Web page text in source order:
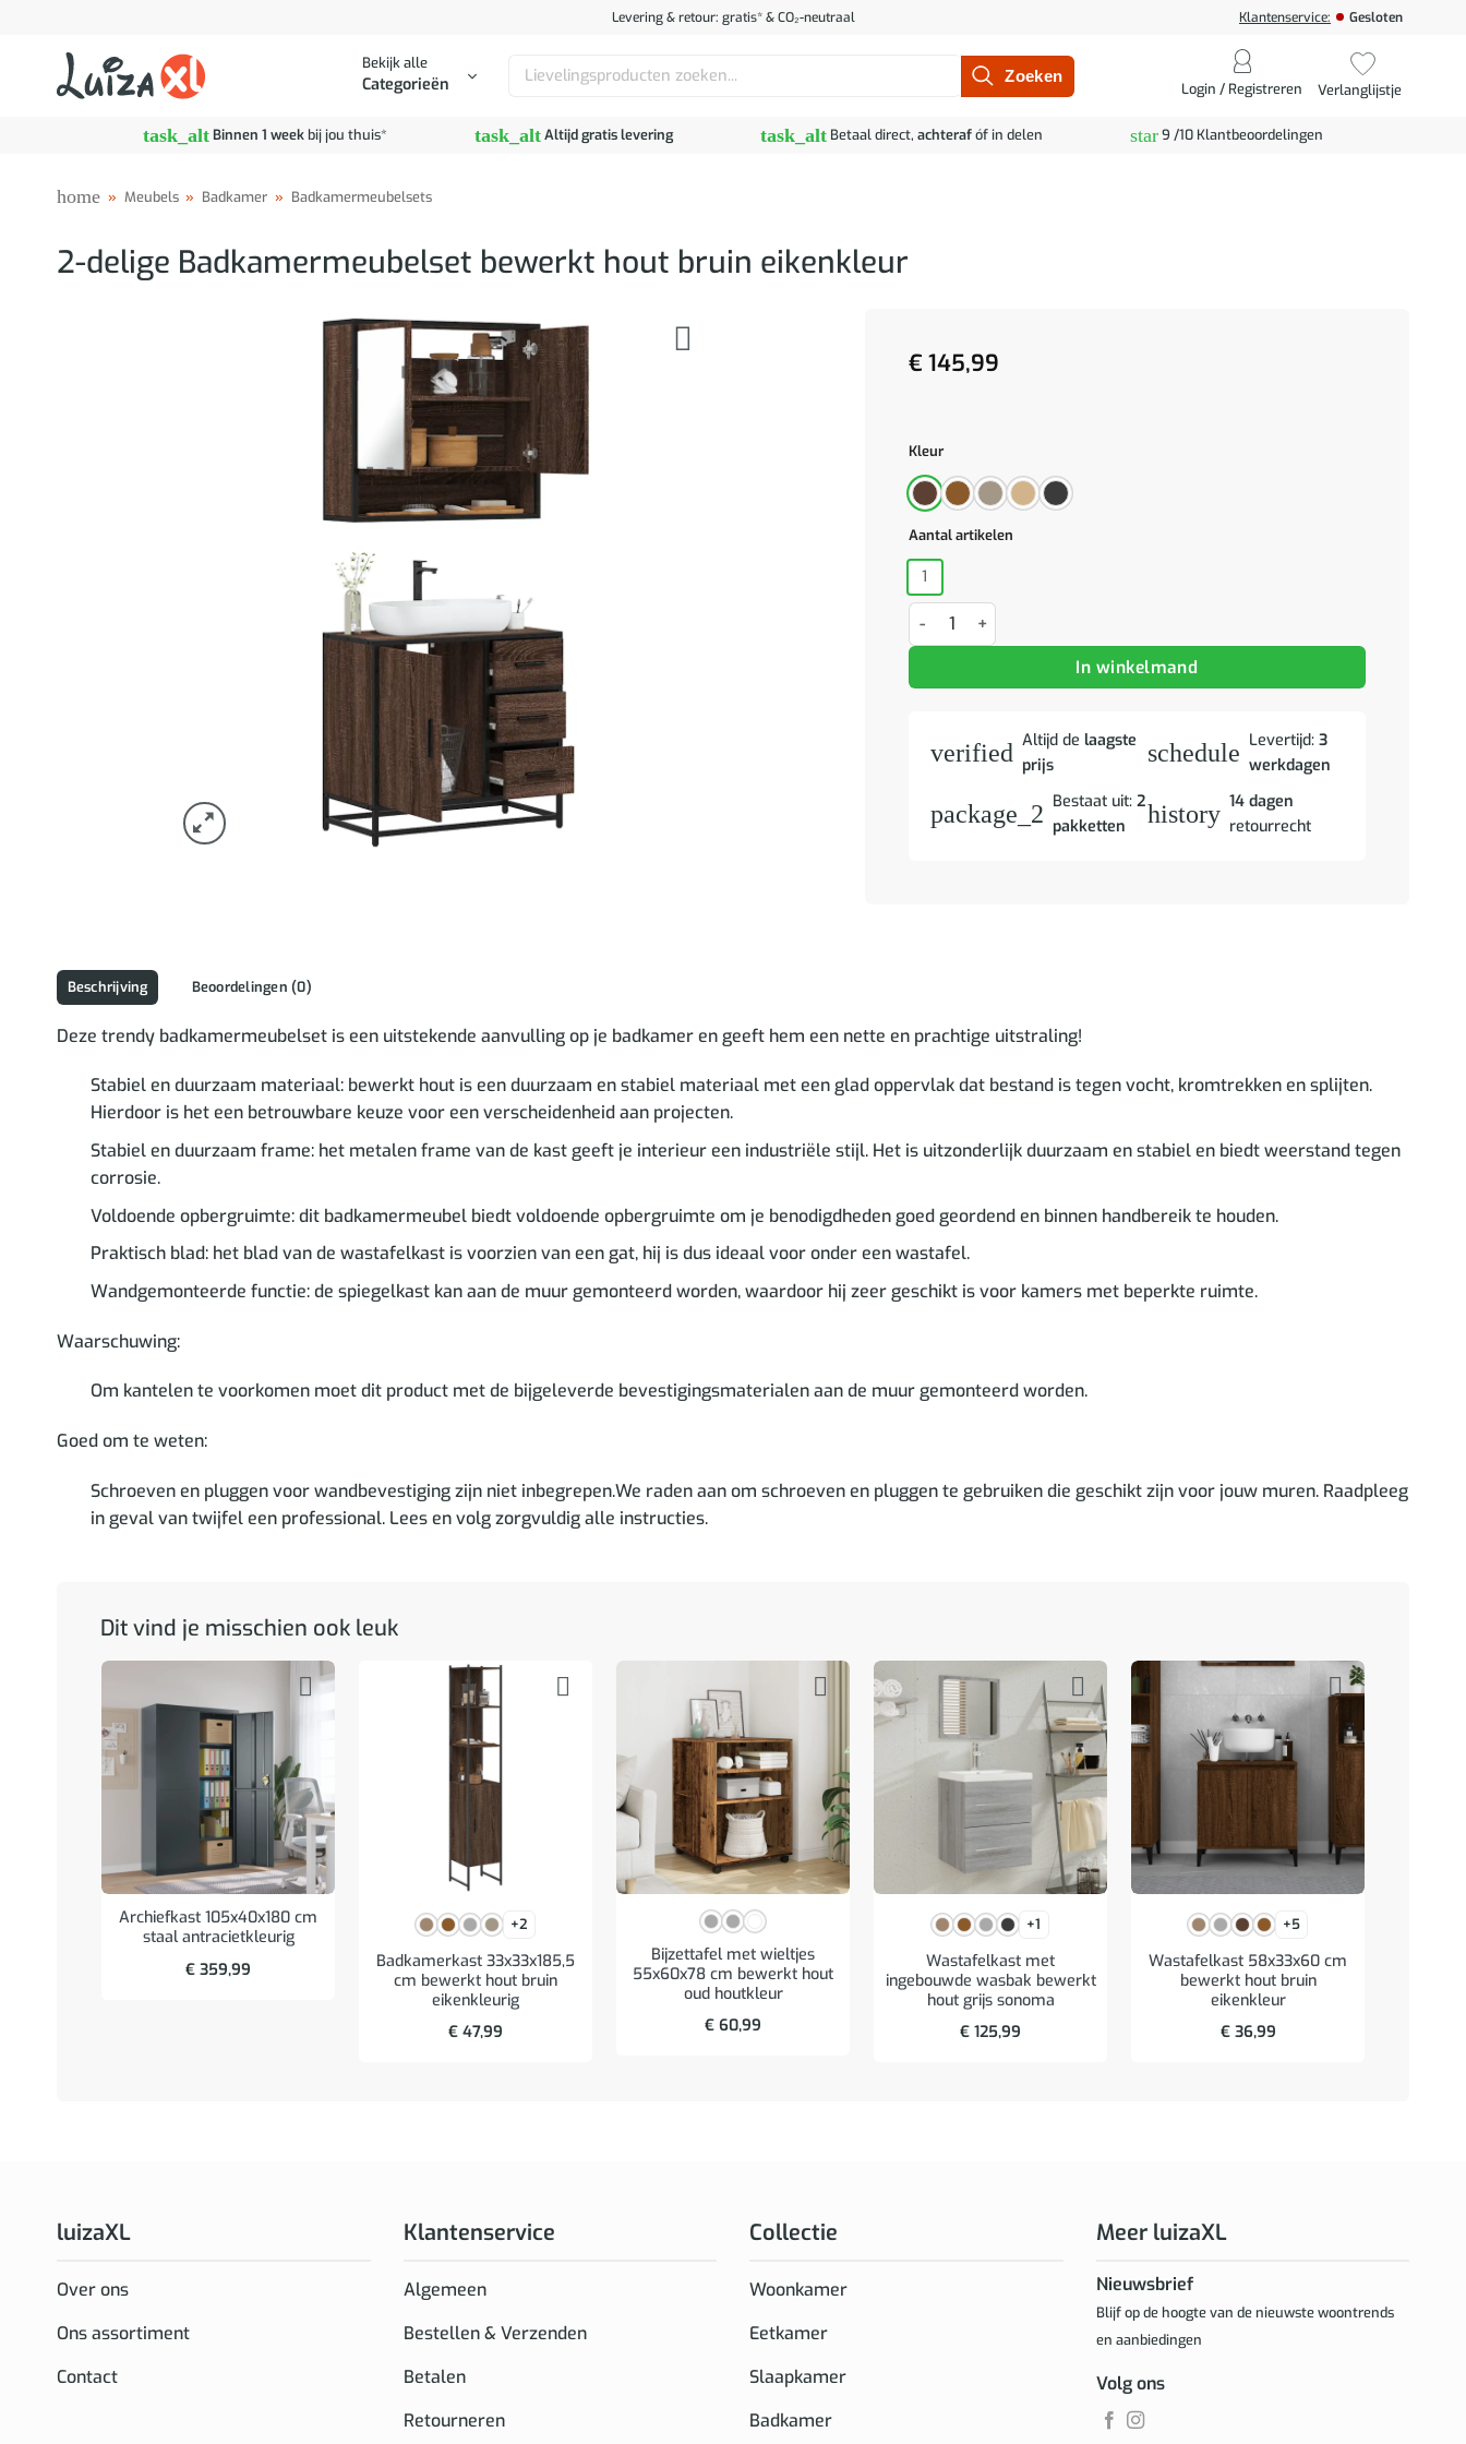
Levering & retour: gratis* & CO₂-neutraal Klantenservice: Gesloten
Bekijk alle
Categorieën
Zoeken
Login / Registreren Verlanglijstje
task_altBinnen 1 weekbij jou thuis* task_altAltijd gratis levering task_alt Betaal direct, achterafóf in delen star9 /10 Klantbeoordelingen
home » Meubels » Badkamer » Badkamermeubelsets
2-delige Badkamermeubelset bewerkt hout bruin eikenkleur
€ 145,99
Kleur
Aantal artikelen
1
2-delige Badkamermeubelset bewerkt hout bruin eikenkleur aantal
In winkelmand
verified Altijd de laagste
prijs
schedule Levertijd:3
werkdagen
package_2 Bestaat uit: 2
pakketten
history 14 dagen
retourrecht
Beschrijving Beoordelingen (0)
Deze trendy badkamermeubelset is een uitstekende aanvulling op je badkamer en geeft hem een nette en prachtige uitstraling!
Stabiel en duurzaam materiaal: bewerkt hout is een duurzaam en stabiel materiaal met een glad oppervlak dat bestand is tegen vocht, kromtrekken en splijten.
Hierdoor is het een betrouwbare keuze voor een verscheidenheid aan projecten.
Stabiel en duurzaam frame: het metalen frame van de kast geeft je interieur een industriële stijl. Het is uitzonderlijk duurzaam en stabiel en biedt weerstand tegen
corrosie.
Voldoende opbergruimte: dit badkamermeubel biedt voldoende opbergruimte om je benodigdheden goed geordend en binnen handbereik te houden.
Praktisch blad: het blad van de wastafelkast is voorzien van een gat, hij is dus ideaal voor onder een wastafel.
Wandgemonteerde functie: de spiegelkast kan aan de muur gemonteerd worden, waardoor hij zeer geschikt is voor kamers met beperkte ruimte.
Waarschuwing:
Om kantelen te voorkomen moet dit product met de bijgeleverde bevestigingsmaterialen aan de muur gemonteerd worden.
Goed om te weten:
Schroeven en pluggen voor wandbevestiging zijn niet inbegrepen.We raden aan om schroeven en pluggen te gebruiken die geschikt zijn voor jouw muren. Raadpleeg
in geval van twijfel een professional. Lees en volg zorgvuldig alle instructies.
Dit vind je misschien ook leuk
Archiefkast 105x40x180 cm
staal antracietkleurig
€ 359,99
+2
Badkamerkast 33x33x185,5
cm bewerkt hout bruin
eikenkleurig
€ 47,99
Bijzettafel met wieltjes
55x60x78 cm bewerkt hout
oud houtkleur
€ 60,99
+1
Wastafelkast met
ingebouwde wasbak bewerkt
hout grijs sonoma
€ 125,99
+5
Wastafelkast 58x33x60 cm
bewerkt hout bruin
eikenkleur
€36,99
luizaXL
Over ons
Ons assortiment
Contact
Klantenservice
Algemeen
Bestellen & Verzenden
Betalen
Retourneren
Collectie
Woonkamer
Eetkamer
Slaapkamer
Badkamer
Meer luizaXL
Nieuwsbrief
Blijf op de hoogte van de nieuwste woontrends
en aanbiedingen
Volg ons